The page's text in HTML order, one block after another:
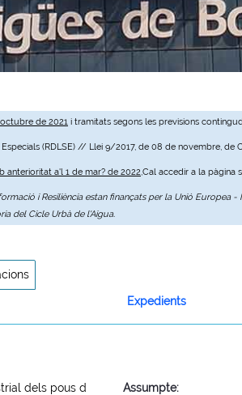
de 2021 i tramitats segons les previsions
(RDLSE) // Llei 9/2017, de 08 de novembre, de
anterioritat a'l 1 de mar? de 2022,Cal accedir a la pàgina
i Resiliència estan finançats per la Unió Europea
del Cicle Urbà de l'Aigua.
Expedients
dels pous d
Assumpte: